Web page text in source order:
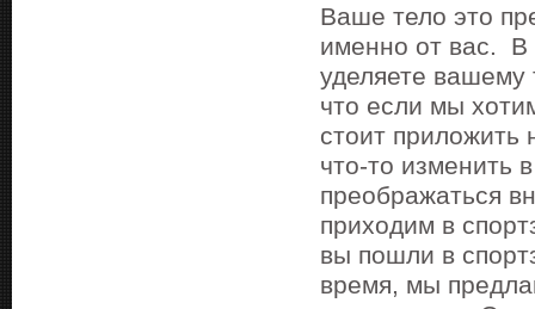
Ваше тело это
именно от вас. В
уделяете вашему
что если мы
стоит приложить
что-то изменить
преображаться
приходим в
вы пошли в
время, мы